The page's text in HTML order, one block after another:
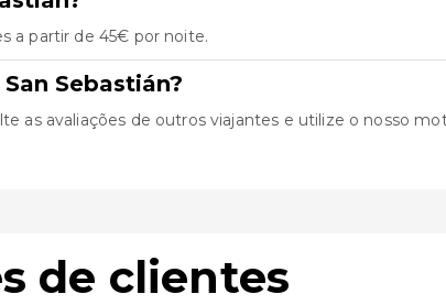
a partir de 45€ por noite.
Sebastián?
as avaliações de outros viajantes e utilize o nosso
de clientes